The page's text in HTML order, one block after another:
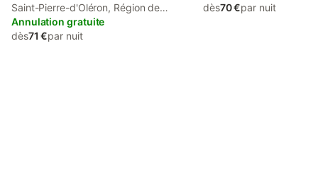
Saint-Pierre-d'Oléron, Région de
Rochefort
Annulation gratuite
dès71 €par nuit
Rochefort
dès70 €par nuit